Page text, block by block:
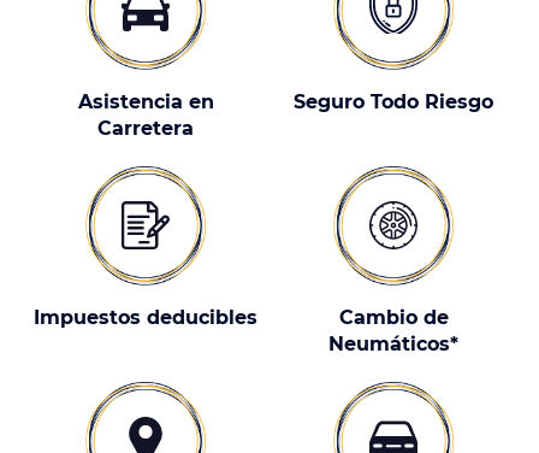
Asistencia en
Carretera
Seguro Todo Riesgo
Impuestos deducibles
Cambio de
Neumáticos*